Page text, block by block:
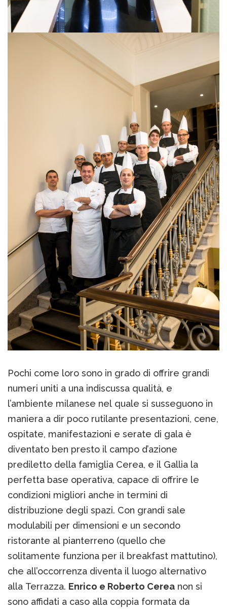
Pochi come loro sono in grado di offrire grandi
numeri uniti a una indiscussa qualità, e
l’ambiente milanese nel quale si susseguono in
maniera a dir poco rutilante presentazioni, cene,
ospitate, manifestazioni e serate di gala è
diventato ben presto il campo d’azione
prediletto della famiglia Cerea, e il Gallia la
perfetta base operativa, capace di offrire le
condizioni migliori anche in termini di
distribuzione degli spazi. Con grandi sale
modulabili per dimensioni e un secondo
ristorante al pianterreno (quello che
solitamente funziona per il breakfast mattutino),
che all’occorrenza diventa il luogo alternativo
alla Terrazza. Enrico e Roberto Cerea non si
sono affidati a caso alla coppia formata da